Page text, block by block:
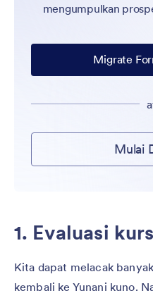
mengumpulkan
Migrate
Mulai
1. Evaluasi
Kita dapat melacak
kembali ke Yunani kuno.